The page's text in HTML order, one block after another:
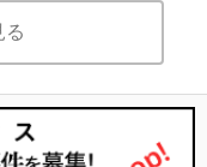
る